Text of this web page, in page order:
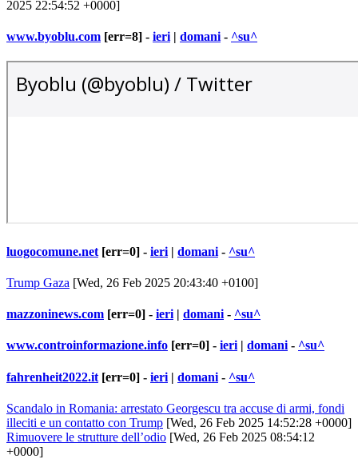
2025 22:54:52 +0000]
www.byoblu.com [err=8] - ieri | domani - ^su^
luogocomune.net [err=0] - ieri | domani - ^su^
Trump Gaza [Wed, 26 Feb 2025 20:43:40 +0100]
mazzoninews.com [err=0] - ieri | domani - ^su^
www.controinformazione.info [err=0] - ieri | domani - ^su^
fahrenheit2022.it [err=0] - ieri | domani - ^su^
Scandalo in Romania: arrestato Georgescu tra accuse di armi, fondi
illeciti e un contatto con Trump [Wed, 26 Feb 2025 14:52:28 +0000]
Rimuovere le strutture dell’odio [Wed, 26 Feb 2025 08:54:12
+0000]